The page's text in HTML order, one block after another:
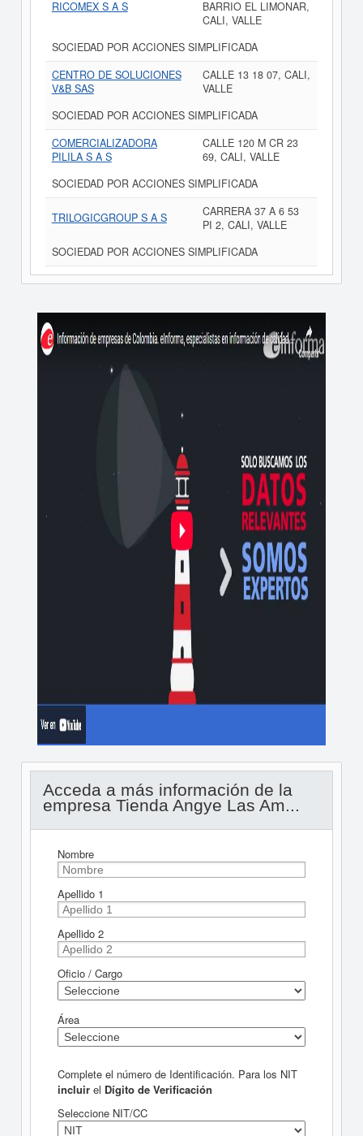
RICOMEX S A S
BARRIO EL LIMONAR,
CALI, VALLE
SOCIEDAD POR ACCIONES SIMPLIFICADA
CENTRO DE SOLUCIONES
V&B SAS
CALLE 13 18 07, CALI,
VALLE
SOCIEDAD POR ACCIONES SIMPLIFICADA
COMERCIALIZADORA
PILILA S A S
CALLE 120 M CR 23
69, CALI, VALLE
SOCIEDAD POR ACCIONES SIMPLIFICADA
TRILOGICGROUP S A S
CARRERA 37 A 6 53
PI 2, CALI, VALLE
SOCIEDAD POR ACCIONES SIMPLIFICADA
Acceda a más información de la
empresa Tienda Angye Las Am...
Nombre
Apellido 1
Apellido 2
Oficio / Cargo
Área
Complete el número de Identificación. Para los NIT
incluirel Dígito de Verificación
Seleccione NIT/CC